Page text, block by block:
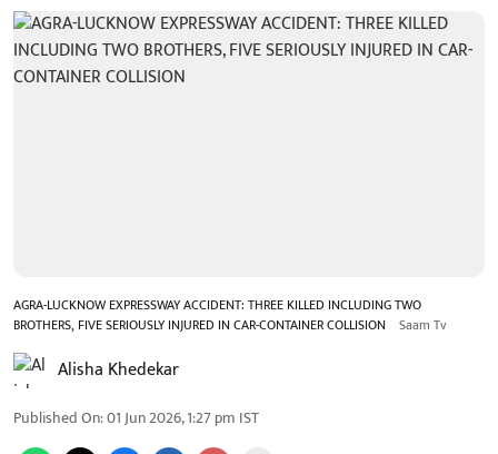
AGRA-LUCKNOW EXPRESSWAY ACCIDENT: THREE KILLED INCLUDING TWO
BROTHERS, FIVE SERIOUSLY INJURED IN CAR-CONTAINER COLLISION Saam Tv
Alisha Khedekar
Published On:01 Jun 2026, 1:27 pm IST